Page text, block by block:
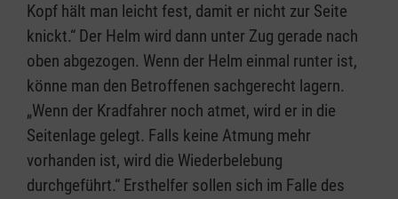
Kopf hält man leicht fest, damit er nicht zur Seite
knickt.“ Der Helm wird dann unter Zug gerade nach
oben abgezogen. Wenn der Helm einmal runter ist,
könne man den Betroffenen sachgerecht lagern.
„Wenn der Kradfahrer noch atmet, wird er in die
Seitenlage gelegt. Falls keine Atmung mehr
vorhanden ist, wird die Wiederbelebung
durchgeführt.“ Ersthelfer sollen sich im Falle des